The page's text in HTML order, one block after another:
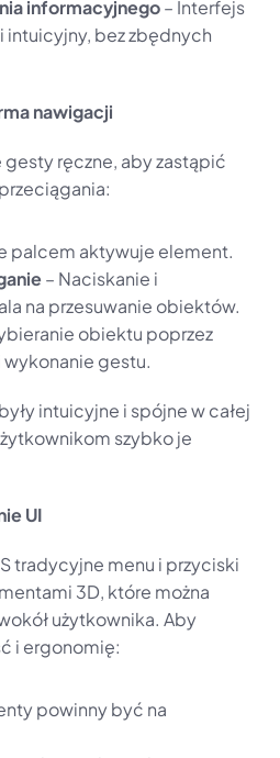
informacyjnego – Interfejs
bez zbędnych
nawigacji
ręczne, aby zastąpić
palcem aktywuje element.
– Naciskanie i
na przesuwanie obiektów.
obiektu poprzez
wykonanie gestu.
intuicyjne i spójne w całej
szybko je
UI
tradycyjne menu i przyciski
3D, które można
użytkownika. Aby
i ergonomię:
powinny być na